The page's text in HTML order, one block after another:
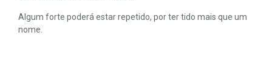
Algum forte poderá estar repetido, por ter tido mais que um
nome.